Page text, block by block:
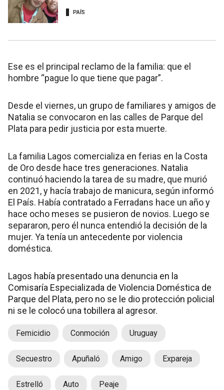
PAÍS
Ese es el principal reclamo de la familia: que el
hombre “pague lo que tiene que pagar”.
Desde el viernes, un grupo de familiares y amigos de
Natalia se convocaron en las calles de Parque del
Plata para pedir justicia por esta muerte.
La familia Lagos comercializa en ferias en la Costa
de Oro desde hace tres generaciones. Natalia
continuó haciendo la tarea de su madre, que murió
en 2021, y hacía trabajo de manicura, según informó
El País. Había contratado a Ferradans hace un año y
hace ocho meses se pusieron de novios. Luego se
separaron, pero él nunca entendió la decisión de la
mujer. Ya tenía un antecedente por violencia
doméstica.
Lagos había presentado una denuncia en la
Comisaría Especializada de Violencia Doméstica de
Parque del Plata, pero no se le dio protección policial
ni se le colocó una tobillera al agresor.
Femicidio Conmoción Uruguay
Secuestro Apuñaló Amigo Expareja
Estrelló Auto Peaje